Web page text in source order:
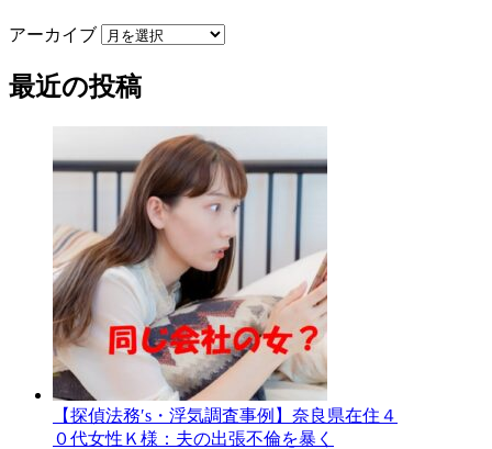
アーカイブ
最近の投稿
【探偵法務′s・浮気調査事例】奈良県在住４
０代女性Ｋ様：夫の出張不倫を暴く